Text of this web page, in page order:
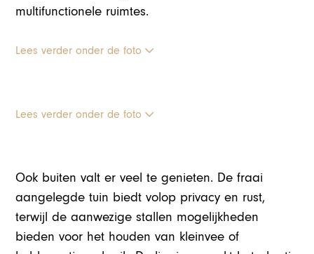
multifunctionele ruimtes.
Lees verder onder de foto
Lees verder onder de foto
Ook buiten valt er veel te genieten. De fraai
aangelegde tuin biedt volop privacy en rust,
terwijl de aanwezige stallen mogelijkheden
bieden voor het houden van kleinvee of